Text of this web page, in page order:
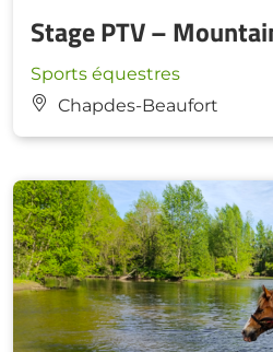
Stage PTV –
Sports équestres
Chapdes-Beaufort